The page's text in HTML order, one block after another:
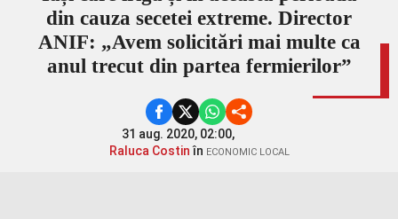
din cauza secetei extreme. Director
ANIF: „Avem solicitări mai multe ca
anul trecut din partea fermierilor”
31 aug. 2020, 02:00,
Raluca Costinîn ECONOMIC LOCAL